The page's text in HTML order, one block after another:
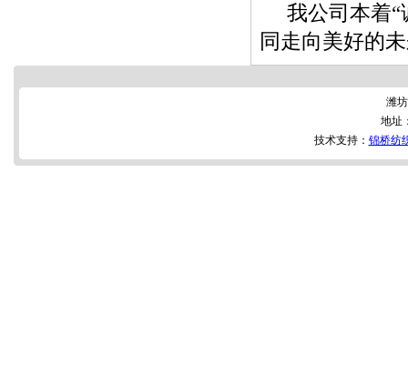
我公司本着“
同走向美好的
潍
地址
技术支持： 锦桥纺